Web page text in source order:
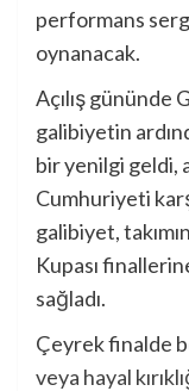
performans
oynanacak.
Açılış gününde
galibiyetin
bir yenilgi geldi,
Cumhuriyeti
galibiyet,
Kupası
sağladı.
Çeyrek finalde
veya hayal